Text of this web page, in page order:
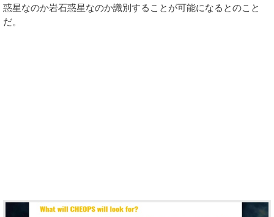
惑星なのか岩石惑星なのか識別することが可能になるとのこと
だ。